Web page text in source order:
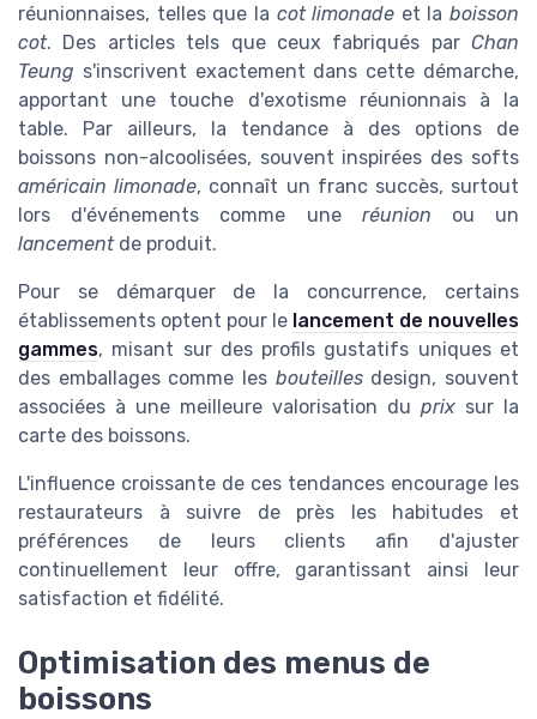
réunionnaises, telles que la cot limonade et la boisson
cot. Des articles tels que ceux fabriqués par Chan
Teung s'inscrivent exactement dans cette démarche,
apportant une touche d'exotisme réunionnais à la
table. Par ailleurs, la tendance à des options de
boissons non-alcoolisées, souvent inspirées des softs
américain limonade, connaît un franc succès, surtout
lors d'événements comme une réunion ou un
lancementde produit.
Pour se démarquer de la concurrence, certains
établissements optent pour le lancement de nouvelles
gammes, misant sur des profils gustatifs uniques et
des emballages comme les bouteillesdesign, souvent
associées à une meilleure valorisation du prix sur la
carte des boissons.
L'influence croissante de ces tendances encourage les
restaurateurs à suivre de près les habitudes et
préférences de leurs clients afin d'ajuster
continuellement leur offre, garantissant ainsi leur
satisfaction et fidélité.
Optimisation des menus de
boissons